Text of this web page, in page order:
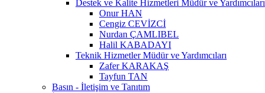
Destek ve Kalite Hizmetleri Müdür ve Yardımcıları
Onur HAN
Cengiz CEVİZCİ
Nurdan ÇAMLIBEL
Halil KABADAYI
Teknik Hizmetler Müdür ve Yardımcıları
Zafer KARAKAŞ
Tayfun TAN
Basın - İletişim ve Tanıtım